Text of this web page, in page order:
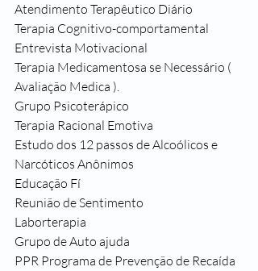
Atendimento Terapêutico Diário
Terapia Cognitivo-comportamental
Entrevista Motivacional
Terapia Medicamentosa se Necessário (
Avaliação Medica ).
Grupo Psicoterápico
Terapia Racional Emotiva
Estudo dos 12 passos de Alcoólicos e
Narcóticos Anônimos
Educação Fí
Reunião de Sentimento
Laborterapia
Grupo de Auto ajuda
PPR Programa de Prevenção de Recaída